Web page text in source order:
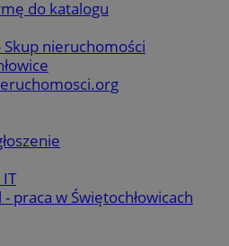
do katalogu
Skup nieruchomości
praca w Świętochłowicach